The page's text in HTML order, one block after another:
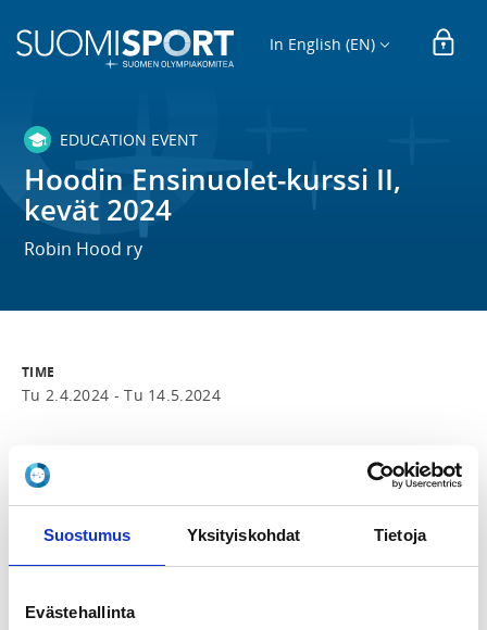
Suostumus Yksityiskohdat Tietoja
Evästehallinta
In English (EN)
EDUCATION EVENT
Hoodin Ensinuolet-kurssi II,
kevät 2024
Robin Hood ry
TIME
Tu 2.4.2024 -Tu 14.5.2024
Tuulimäki
Itätuulenkuja 9, 02100 Espoo, Suomi
View map
Espoo